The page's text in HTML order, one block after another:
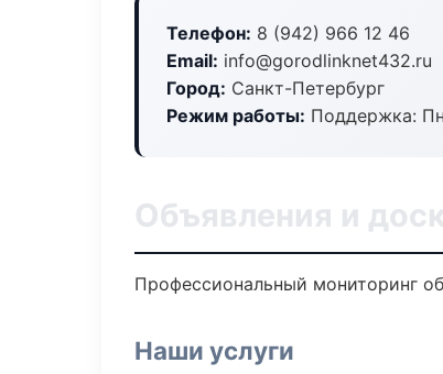
Телефон: 8 (942) 966 12 46
Email: info@gorodlinknet432.ru
Город: Санкт-Петербург
Режим работы: Поддержка:
Объявления и
Профессиональный мониторинг
Наши услуги